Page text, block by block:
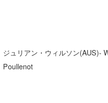
ジュリアン・ウィルソン(AUS)-
Poullenot